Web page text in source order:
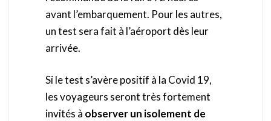
avant l’embarquement. Pour les autres,
un test sera fait à l’aéroport dès leur
arrivée.
Si le test s’avère positif à la Covid 19,
les voyageurs seront très fortement
invités à observer un isolement de